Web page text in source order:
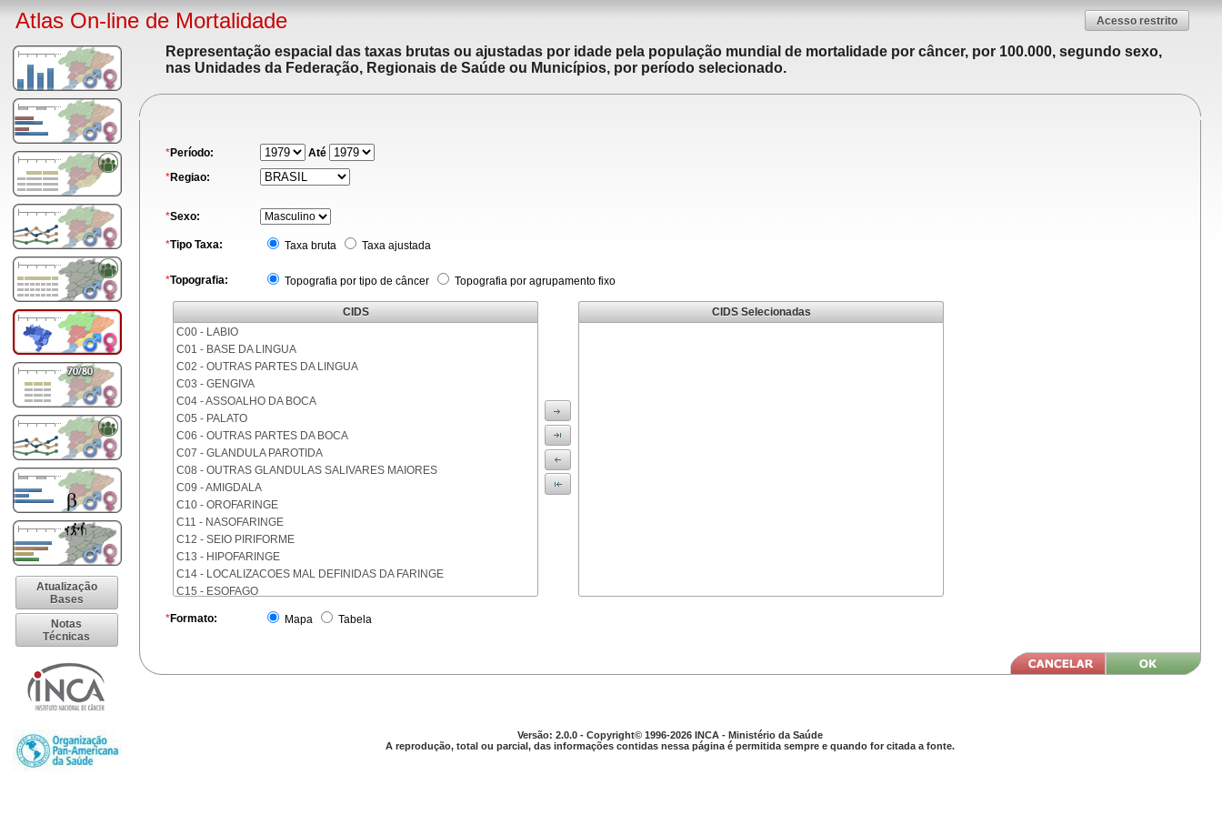
Atlas On-line de Mortalidade Acesso restrito
Atualização
Bases
Notas
Técnicas
Representação espacial das taxas brutas ou ajustadas por idade pela população mundial de mortalidade por câncer, por 100.000, segundo sexo,
nas Unidades da Federação, Regionais de Saúde ou Municípios, por período selecionado.
*Período:
Até
*Regiao:
*Sexo:
*Tipo Taxa: Taxa bruta Taxa ajustada
*Topografia: Topografia por tipo de câncer Topografia por agrupamento fixo
CIDS
C00 - LABIO
C01 - BASE DA LINGUA
C02 - OUTRAS PARTES DA LINGUA
C03 - GENGIVA
C04 - ASSOALHO DA BOCA
C05 - PALATO
C06 - OUTRAS PARTES DA BOCA
C07 - GLANDULA PAROTIDA
C08 - OUTRAS GLANDULAS SALIVARES MAIORES
C09 - AMIGDALA
C10 - OROFARINGE
C11 - NASOFARINGE
C12 - SEIO PIRIFORME
C13 - HIPOFARINGE
C14 - LOCALIZACOES MAL DEFINIDAS DA FARINGE
C15 - ESOFAGO
C17 - INTESTINO DELGADO
C20 - RETO
C24 - OUTRAS PARTES DAS VIAS BILIARES
CIDS Selecionadas
*Formato: Mapa Tabela
Versão: 2.0.0 - Copyright© 1996-2026 INCA - Ministério da Saúde
A reprodução, total ou parcial, das informações contidas nessa página é permitida sempre e quando for citada a fonte.